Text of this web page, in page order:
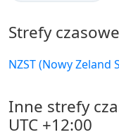
Strefy
NZST (Nowy Zeland
Inne strefy
UTC +12:00